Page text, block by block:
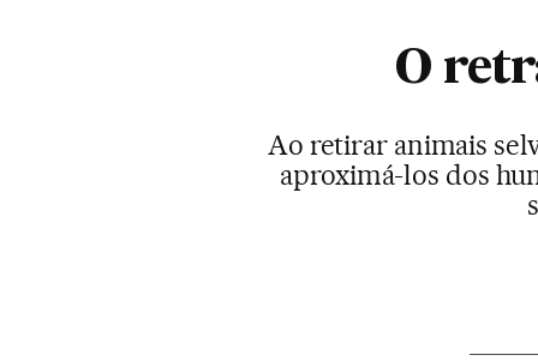
O
Ao retirar animais
aproximá-los dos